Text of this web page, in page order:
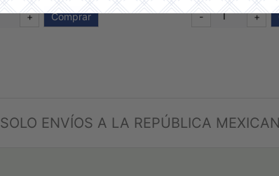
+ Comprar - +
SOLO ENVÍOS A LA REPÚBLICA